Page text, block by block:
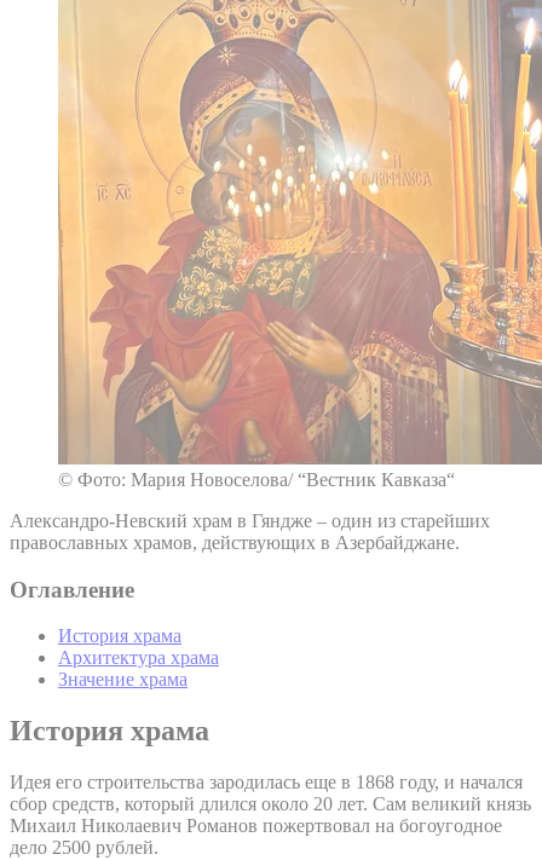
© Фото: Мария Новоселова/ “Вестник Кавказа“
Александро-Невский храм в Гяндже – один из старейших
православных храмов, действующих в Азербайджане.
Оглавление
История храма
Архитектура храма
Значение храма
История храма
Идея его строительства зародилась еще в 1868 году, и начался
сбор средств, который длился около 20 лет. Сам великий князь
Михаил Николаевич Романов пожертвовал на богоугодное
дело 2500 рублей.